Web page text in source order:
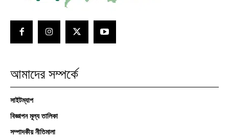
আমাদের সম্পর্কে
সাইটম্যাপ
বিজ্ঞাপন মূল্য তালিকা
সম্পাদকীয় নীতিমালা